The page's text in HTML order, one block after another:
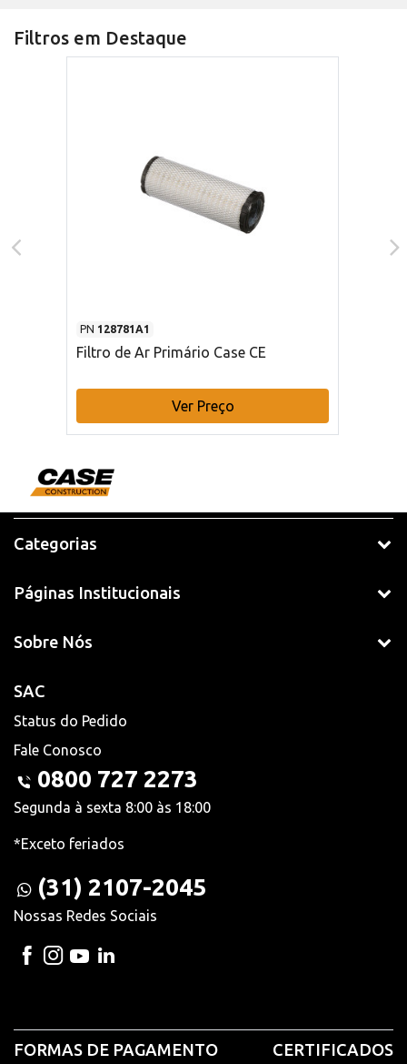
Filtros em Destaque
PN 128781A1
Filtro de Ar Primário Case CE
Ver Preço
Categorias
Páginas Institucionais
Sobre Nós
SAC
Status do Pedido
Fale Conosco
0800 727 2273
Segunda à sexta 8:00 às 18:00
*Exceto feriados
(31) 2107-2045
Nossas Redes Sociais
FORMAS DE PAGAMENTO CERTIFICADOS